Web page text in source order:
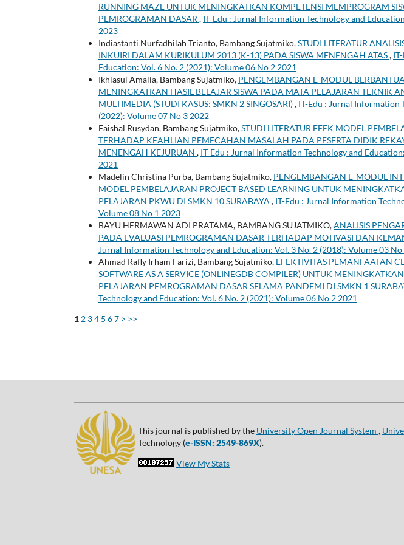
RUNNING MAZE UNTUK MENINGKATKAN KOMPETENSI MEMPROGRAM
PEMROGRAMAN DASAR , IT-Edu : Jurnal Information Technology and
2023
Indiastanti Nurfadhilah Trianto, Bambang Sujatmiko,STUDI LITERATUR
INKUIRI DALAM KURIKULUM 2013 (K-13) PADA SISWA MENENGAH ATAS,
Education: Vol. 6 No. 2 (2021): Volume 06 No 2 2021
Ikhlasul Amalia, Bambang Sujatmiko, PENGEMBANGAN E-MODUL
MENINGKATKAN HASIL BELAJAR SISWA PADA MATA PELAJARAN TEKNIK
MULTIMEDIA (STUDI KASUS: SMKN 2 SINGOSARI), IT-Edu : Jurnal Information
(2022): Volume 07 No 3 2022
Faishal Rusydan, Bambang Sujatmiko,STUDI LITERATUR EFEK MODEL
TERHADAP KEAHLIAN PEMECAHAN MASALAH PADA PESERTA DIDIK
MENENGAH KEJURUAN , IT-Edu : Jurnal Information Technology and
2021
Madelin Christina Purba, Bambang Sujatmiko, PENGEMBANGAN E-MODUL
MODEL PEMBELAJARAN PROJECT BASED LEARNING UNTUK
PELAJARAN PKWU DI SMKN 10 SURABAYA , IT-Edu : Jurnal Information
Volume 08 No 1 2023
BAYU HERMAWAN ADI PRATAMA, BAMBANG SUJATMIKO,ANALISIS
PADA EVALUASI PEMROGRAMAN DASAR TERHADAP MOTIVASI DAN
Jurnal Information Technology and Education: Vol. 3 No. 2 (2018): Volume 03
Ahmad Rafly Irham Farizi, Bambang Sujatmiko, EFEKTIVITAS PEMANFAATAN
SOFTWARE AS A SERVICE (ONLINEGDB COMPILER) UNTUK
PELAJARAN PEMROGRAMAN DASAR SELAMA PANDEMI DI SMKN 1
Technology and Education: Vol. 6 No. 2 (2021): Volume 06 No 2 2021
1 2 34 5 67 > >>
This journal is published by the University Open Journal System ,
Technology (e-ISSN: 2549-869X).
View My Stats